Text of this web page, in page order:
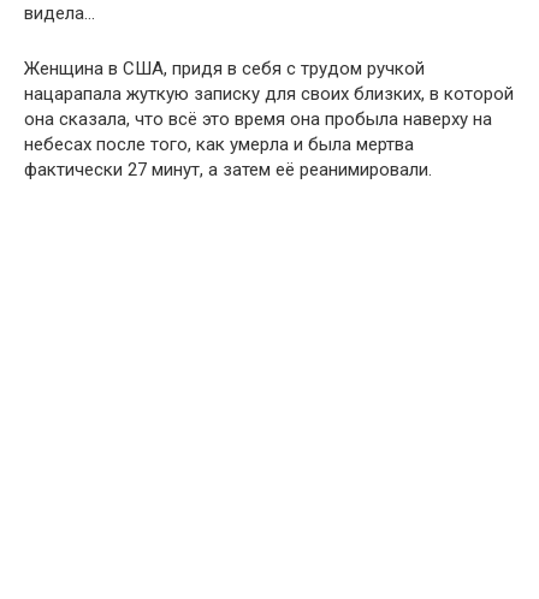
видела…
Женщина в США, придя в себя с трудом ручкой
нацарапала жуткую записку для своих близких, в которой
она сказала, что всё это время она пробыла наверху на
небесах после того, как умерла и была мертва
фактически 27 минут, а затем её реанимировали.